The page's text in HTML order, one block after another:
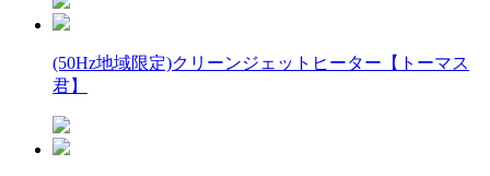
(50Hz地域限定)クリーンジェットヒーター【トーマス
君】